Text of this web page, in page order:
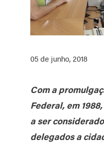
05 de junho, 2018
Com a
Federal, em
a ser
delegados a